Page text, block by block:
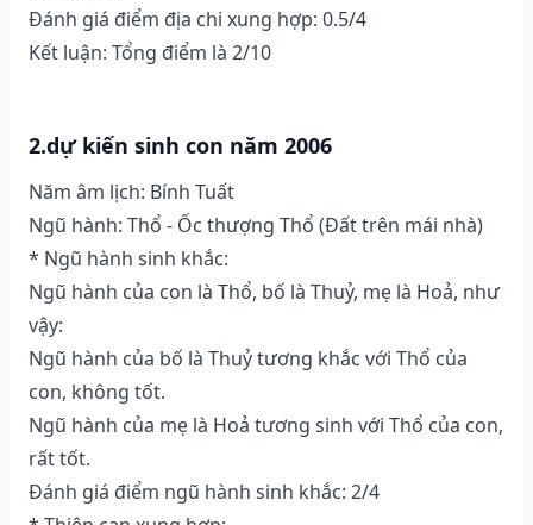
Đánh giá điểm địa chi xung hợp: 0.5/4
Kết luận: Tổng điểm là 2/10
2.dự kiến sinh con năm 2006
Năm âm lịch: Bính Tuất
Ngũ hành: Thổ - Ốc thượng Thổ (Ðất trên mái nhà)
* Ngũ hành sinh khắc:
Ngũ hành của con là Thổ, bố là Thuỷ, mẹ là Hoả, như
vậy:
Ngũ hành của bố là Thuỷ tương khắc với Thổ của
con, không tốt.
Ngũ hành của mẹ là Hoả tương sinh với Thổ của con,
rất tốt.
Đánh giá điểm ngũ hành sinh khắc: 2/4